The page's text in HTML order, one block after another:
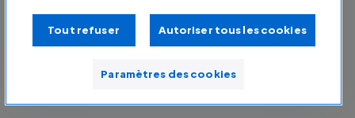
Tout refuser Autoriser tous les cookies
Paramètres des cookies